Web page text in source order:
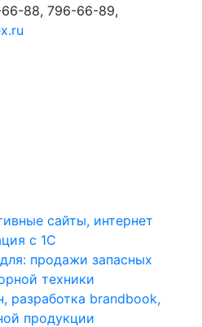
88, 796-66-89,
сайты, интернет
с 1С
продажи запасных
техники
разработка brandbook,
продукции